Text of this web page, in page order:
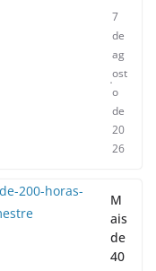
7
de
ag
ost
o
de
20
26
M
ais
de
40